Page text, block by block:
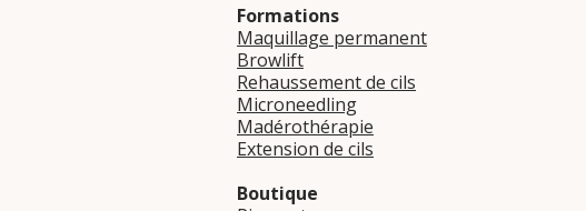
Formations
Maquillage permanent
Browlift
Rehaussement de cils
Microneedling
Madérothérapie
Extension de cils
Boutique